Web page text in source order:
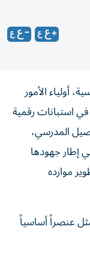
أولياء الأمور
في استبانات رقمية
المدرسي،
2025-2026، وذلك في إطار جهودها
موارده
عنصراً أساسياً